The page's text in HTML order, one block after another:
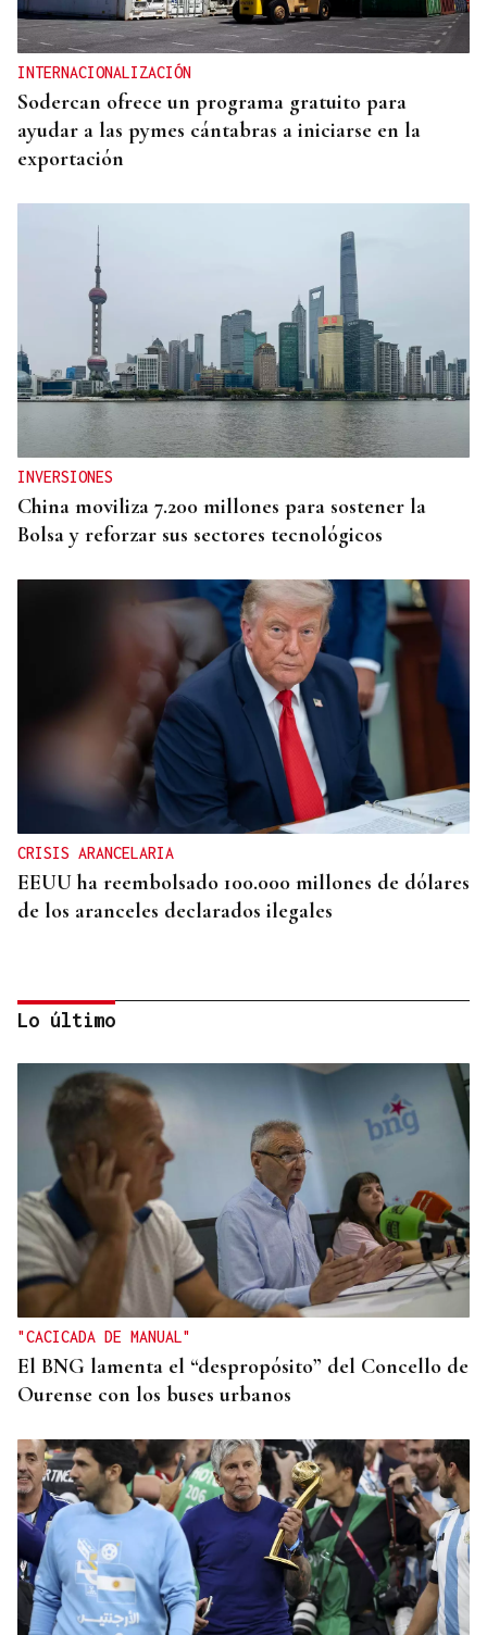
INTERNACIONALIZACIÓN
Sodercan ofrece un programa gratuito para
ayudar a las pymes cántabras a iniciarse en la
exportación
INVERSIONES
China moviliza 7.200 millones para sostener la
Bolsa y reforzar sus sectores tecnológicos
CRISIS ARANCELARIA
EEUU ha reembolsado 100.000 millones de dólares
de los aranceles declarados ilegales
HIDROCARBUROS
La OPEP+ sigue ampliando la oferta de petróleo
para estabilizar el mercado
Lo último
"CACICADA DE MANUAL"
El BNG lamenta el “despropósito” del Concello de
Ourense con los buses urbanos